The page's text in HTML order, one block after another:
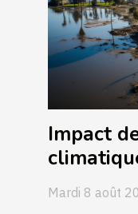
Impact
Mardi 8 août